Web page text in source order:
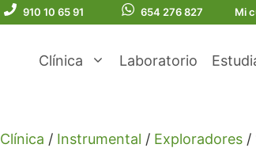
910 10 65 91 654 276 827 Mi
Clínica Laboratorio
Clínica / Instrumental / Exploradores /